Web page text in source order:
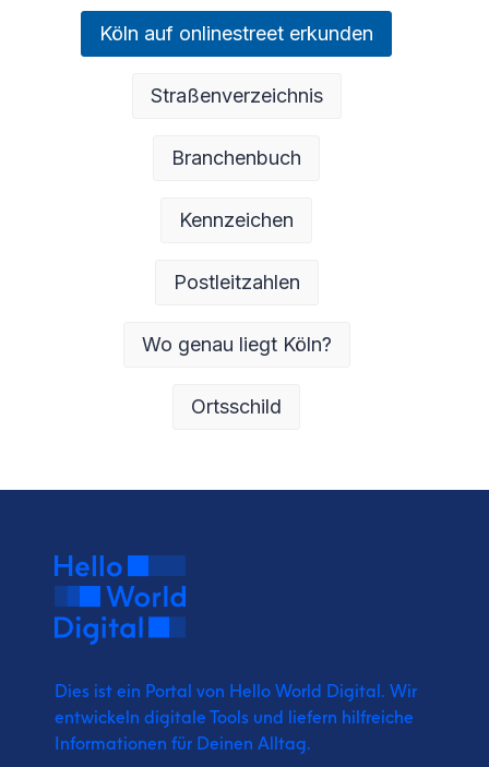
Köln auf onlinestreet erkunden
Straßenverzeichnis
Branchenbuch
Kennzeichen
Postleitzahlen
Wo genau liegt Köln?
Ortsschild
Dies ist ein Portal von Hello World Digital. Wir
entwickeln digitale Tools und liefern hilfreiche
Informationen für Deinen Alltag.